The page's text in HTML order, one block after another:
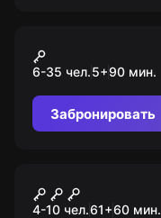
Лазертаг
6-35 чел.5+90 мин.
Забронировать
Хаги Ваги
4-10 чел.61+60 мин.